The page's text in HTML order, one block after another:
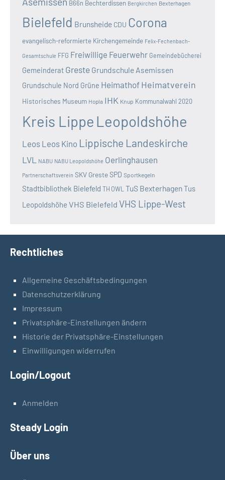
B66n Bechterdissen Bergkirchen Bexterhagen
Bielefeld Brunsheide CDU Corona
evangelisch-reformierte Kirchengemeinde Felix-Fechenbach-
Gesamtschule FFG Freiwillige Feuerwehr Gemeindebücherei
Gemeinderat Greste Grundschule Asemissen
Grundschule Nord Grüne Heimathof Heimatverein
Historisches Museum Hopla IHK Knup Kommunalwahl 2020
Kreis Lippe Leopoldshöhe
Leos Leos Kino Lippische Landeskirche
LVL NABU NABU Leopoldshöhe Oerlinghausen
Partnerschaftsverein SKV GresteSPD Sportkegeln
Stadtbibliothek Bielefeld TH OWL TuS BexterhagenTus
Leopoldshöhe VHS Bielefeld VHS Lippe-West
Rechtliches
Allgemeine Geschäftsbedingungen
Datenschutzerklärung
Impressum
Privatsphäre-Einstellungen ändern
Historie der Privatsphäre-Einstellungen
Einwilligungen widerrufen
Login/Logout
Anmelden
Steady Login
Über uns